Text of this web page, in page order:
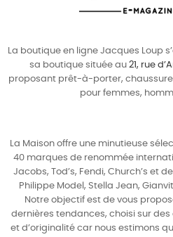
La boutique en ligne Jacques Loup
sa boutique située au 21, rue
proposant prêt-à-porter,
pour femmes,
La Maison offre une minutieuse
40 marques de renommée
Jacobs, Tod’s, Fendi, Church’s et
Philippe Model , Stella Jean,
Notre objectif est de vous
dernières tendances, choisi sur
et d’originalité car nous estimons